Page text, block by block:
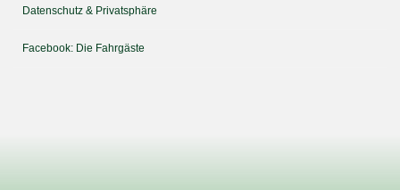
Datenschutz & Privatsphäre
Facebook: Die Fahrgäste